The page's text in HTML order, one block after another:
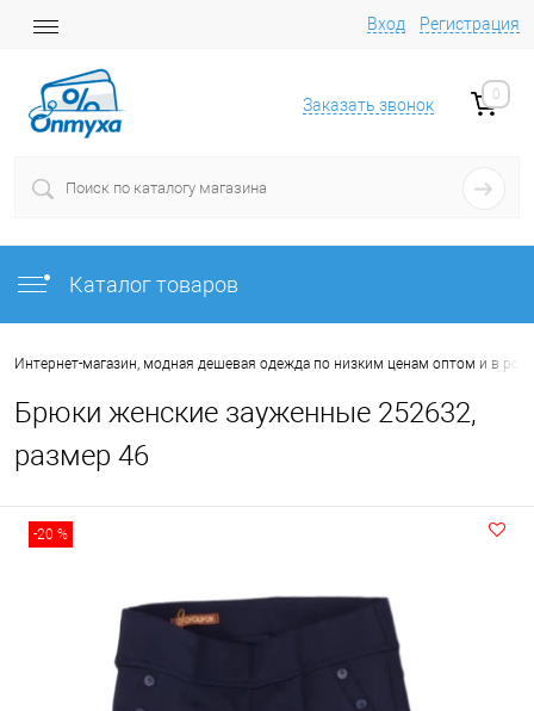
Вход Регистрация
Заказать звонок
0
Каталог товаров
Интернет-магазин, модная дешевая одежда по низким ценам оптом и в
Брюки женские зауженные 252632,
размер 46
-20 %